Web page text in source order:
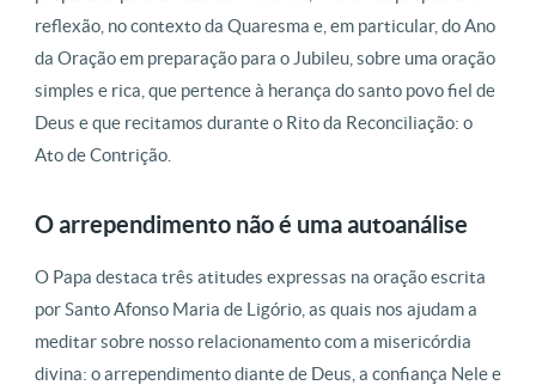
reflexão, no contexto da Quaresma e, em particular, do Ano
da Oração em preparação para o Jubileu, sobre uma oração
simples e rica, que pertence à herança do santo povo fiel de
Deus e que recitamos durante o Rito da Reconciliação: o
Ato de Contrição.
O arrependimento não é uma autoanálise
O Papa destaca três atitudes expressas na oração escrita
por Santo Afonso Maria de Ligório, as quais nos ajudam a
meditar sobre nosso relacionamento com a misericórdia
divina: o arrependimento diante de Deus, a confiança Nele e